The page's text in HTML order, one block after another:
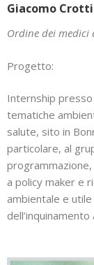
Giacomo Crotti
Ordine dei
Progetto:
Internship
tematiche
salute, sito in
particolare, al
a policy maker e
ambientale e